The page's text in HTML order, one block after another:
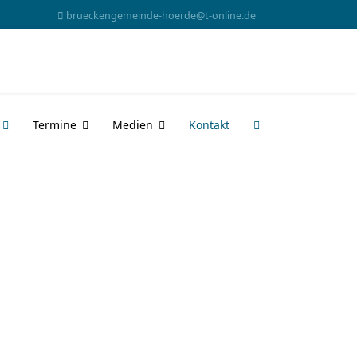
brueckengemeinde-hoerde@t-online.de
Termine Medien Kontakt